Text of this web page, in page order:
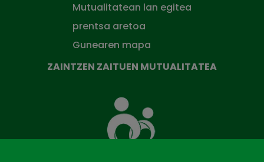
Mutualitatean lan egitea
prentsa aretoa
Gunearen mapa
ZAINTZEN ZAITUEN MUTUALITATEA
zaituen
Mutua